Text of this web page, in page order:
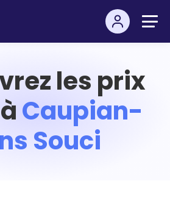
les prix
Caupian-
Souci